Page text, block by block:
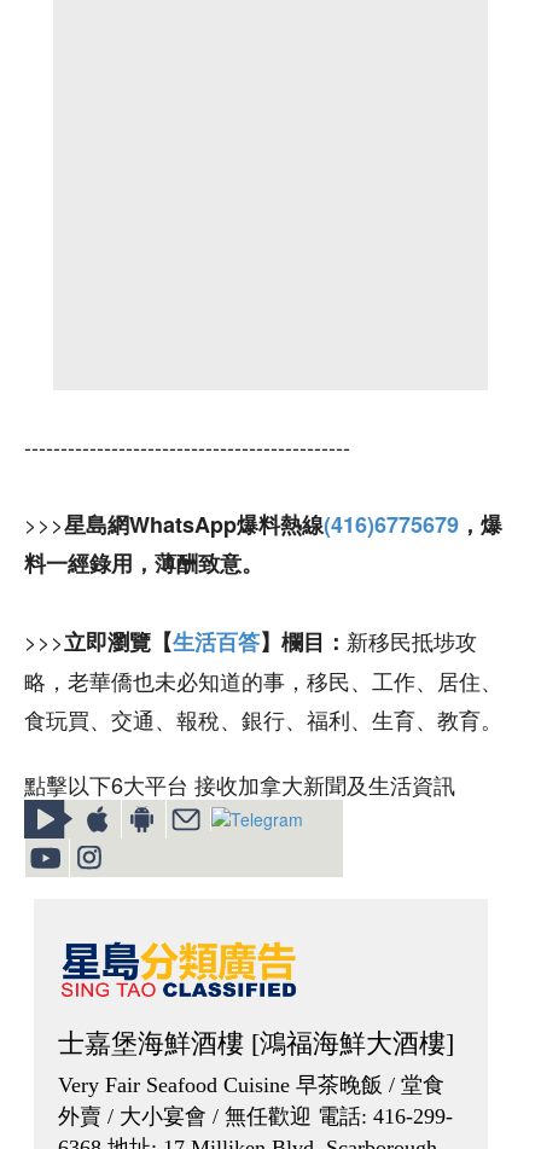
---------------------------------------------
>>>星島網WhatsApp爆料熱線(416)6775679 ，爆
料一經錄用，薄酬致意。
>>>立即瀏覽【生活百答】欄目： 新移民抵埗攻
略，老華僑也未必知道的事，移民、工作、居住、
食玩買、交通、報稅、銀行、福利、生育、教育。
點擊以下6大平台 接收加拿大新聞及生活資訊